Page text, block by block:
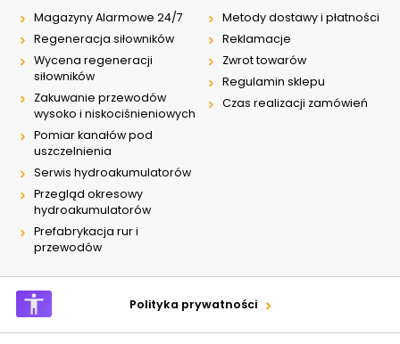
Magazyny Alarmowe 24/7
Regeneracja siłowników
Wycena regeneracji
siłowników
Zakuwanie przewodów
wysoko i niskociśnieniowych
Pomiar kanałów pod
uszczelnienia
Serwis hydroakumulatorów
Przegląd okresowy
hydroakumulatorów
Prefabrykacja rur i
przewodów
Metody dostawy i płatności
Reklamacje
Zwrot towarów
Regulamin sklepu
Czas realizacji zamówień
Polityka prywatności